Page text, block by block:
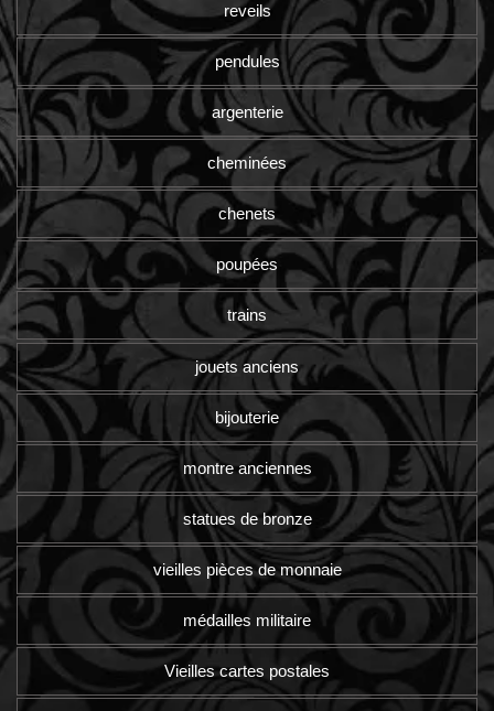
reveils
pendules
argenterie
cheminées
chenets
poupées
trains
jouets anciens
bijouterie
montre anciennes
statues de bronze
vieilles pièces de monnaie
médailles militaire
Vieilles cartes postales